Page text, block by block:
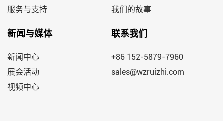
服务与支持
我们的故事
新闻与媒体
新闻中心
展会活动
视频中心
联系我们
+86 152-5879-7960
sales@wzruizhi.com